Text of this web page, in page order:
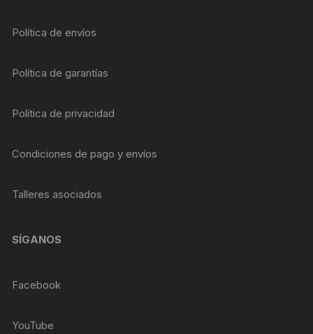
Política de envíos
Política de garantías
Política de privacidad
Condiciones de pago y envíos
Talleres asociados
SÍGANOS
Facebook
YouTube